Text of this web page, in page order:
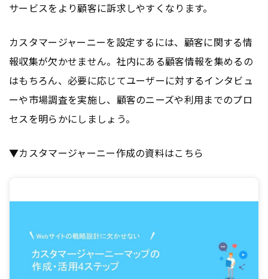
サービスをより顧客に訴求しやすくなります。
カスタマージャーニーを設定するには、顧客に関する情
報収集が欠かせません。社内にある顧客情報を集めるの
はもちろん、必要に応じてユーザーに対するインタビュ
ーや市場調査を実施し、顧客のニーズや利用までのプロ
セスを明らかにしましょう。
▼カスタマージャーニー作成の資料はこちら